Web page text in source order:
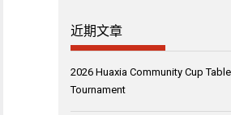
近期文章
2026 Huaxia Community Cup
Tournament